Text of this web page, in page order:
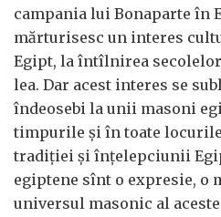
campania lui Bonaparte în
mărturisesc un interes
Egipt, la întîlnirea secolelor
lea. Dar acest interes se
îndeosebi la unii masoni
timpurile şi în toate
tradiţiei şi înţelepciunii
egiptene sînt o expresie, o
universul masonic al